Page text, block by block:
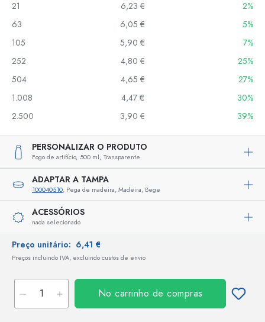
21
6,23 €
2%
63
6,05 €
5%
105
5,90 €
7%
252
4,80 €
25%
504
4,65 €
27%
1.008
4,47 €
30%
2.500
3,90 € 39%
PERSONALIZAR O PRODUTO
Fogo de artifício, 500 ml, Transparente
ADAPTAR A TAMPA
100040510, Pega de madeira, Madeira, Bege
ACESSÓRIOS
nada selecionado
Preço unitário: 6,41 €
Preços incluindo IVA, excluindo custos de envio
No carrinho de compras